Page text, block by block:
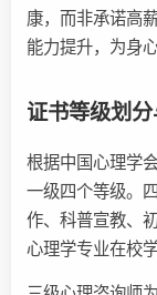
康，而非承诺高
能力提升，为身
证书等级划
根据中国心理学
一级四个等级。
作、科普宣教、
心理学专业在校学